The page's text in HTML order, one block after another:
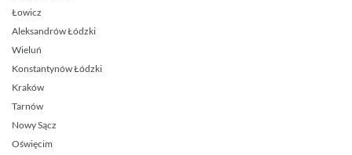
Łowicz
Aleksandrów Łódzki
Wieluń
Konstantynów Łódzki
Kraków
Tarnów
Nowy Sącz
Oświęcim